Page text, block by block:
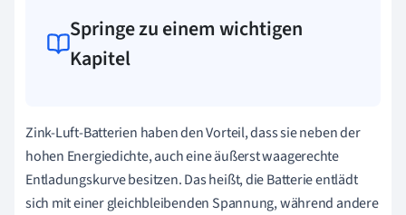
Springe zu einem wichtigen
Kapitel
Zink-Luft-Batterien haben den Vorteil, dass sie neben der
hohen Energiedichte, auch eine äußerst waagerechte
Entladungskurve besitzen. Das heißt, die Batterie entlädt
sich mit einer gleichbleibenden Spannung, während andere